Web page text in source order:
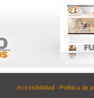
Accesibilidad - Política de